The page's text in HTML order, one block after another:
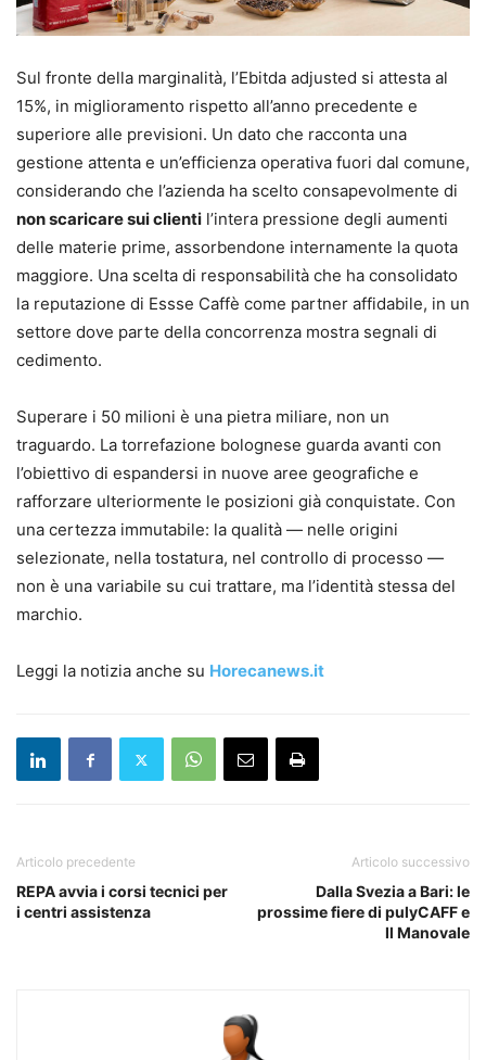
Sul fronte della marginalità, l’Ebitda adjusted si attesta al
15%, in miglioramento rispetto all’anno precedente e
superiore alle previsioni. Un dato che racconta una
gestione attenta e un’efficienza operativa fuori dal comune,
considerando che l’azienda ha scelto consapevolmente di
non scaricare sui clienti l’intera pressione degli aumenti
delle materie prime, assorbendone internamente la quota
maggiore. Una scelta di responsabilità che ha consolidato
la reputazione di Essse Caffè come partner affidabile, in un
settore dove parte della concorrenza mostra segnali di
cedimento.
Superare i 50 milioni è una pietra miliare, non un
traguardo. La torrefazione bolognese guarda avanti con
l’obiettivo di espandersi in nuove aree geografiche e
rafforzare ulteriormente le posizioni già conquistate. Con
una certezza immutabile: la qualità — nelle origini
selezionate, nella tostatura, nel controllo di processo —
non è una variabile su cui trattare, ma l’identità stessa del
marchio.
Leggi la notizia anche su Horecanews.it
Articolo precedente
REPA avvia i corsi tecnici per
i centri assistenza
Articolo successivo
Dalla Svezia a Bari: le
prossime fiere di pulyCAFF e
Il Manovale